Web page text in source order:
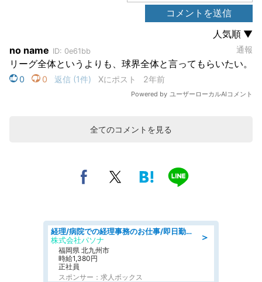
全てのコメントを見る
＞
経理/病院での経理事務のお仕事/即日勤務可/車通勤可/経理/一般事務
株式会社パソナ
福岡県 北九州市
時給1,380円
正社員
スポンサー：求人ボックス